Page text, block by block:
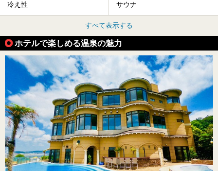
冷え性 サウナ
すべて表示する
ホテルで楽しめる温泉の魅力